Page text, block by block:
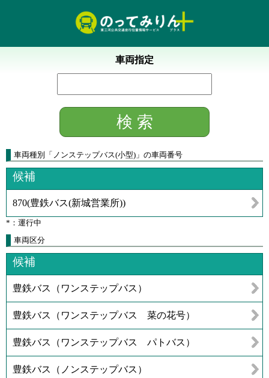
車両指定
車両種別 「 ノンステップバス(小型) 」 の車両番号
候補
870(豊鉄バス(新城営業所))
*：運行中
車両区分
候補
豊鉄バス（ワンステップバス）
豊鉄バス（ワンステップバス 菜の花号）
豊鉄バス（ワンステップバス パトバス）
豊鉄バス（ノンステップバス）